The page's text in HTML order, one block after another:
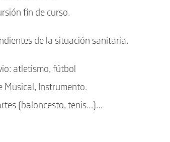
fin de curso.
de la situación sanitaria.
atletismo, fútbol
Musical, Instrumento.
(baloncesto, tenis…)…